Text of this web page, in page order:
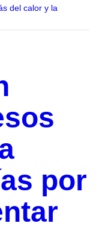
del calor y la
por